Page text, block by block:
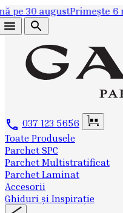
Primește 6 mostre
037 123 5656
Toate Produsele
Parchet SPC
Parchet Multistratificat
Parchet Laminat
Accesorii
Ghiduri și Inspirație